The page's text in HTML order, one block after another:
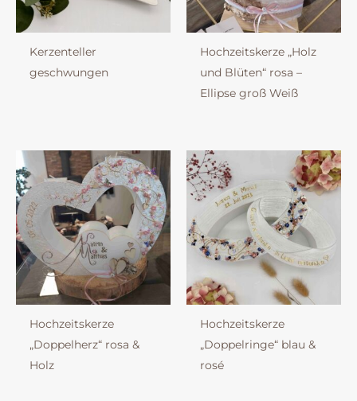
Kerzenteller
geschwungen
Hochzeitskerze „Holz
und Blüten“ rosa –
Ellipse groß Weiß
Hochzeitskerze
„Doppelherz“ rosa &
Holz
Hochzeitskerze
„Doppelringe“ blau &
rosé